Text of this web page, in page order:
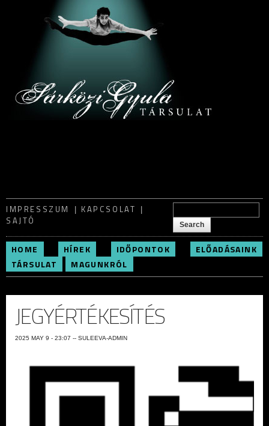
Skip to
main
content
IMPRESSZUM
KAPCSOLAT
SAJTÓ
Search form
HOME HÍREK IDŐPONTOK
ELŐADÁSAINK
TÁRSULAT
MAGUNKRÓL
JEGYÉRTÉKESÍTÉS
2025 MAY 9 - 23:07 -- SULEEVA-ADMIN